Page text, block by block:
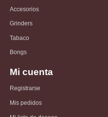
Accesorios
Grinders
Tabaco
Bongs
Mi cuenta
Registrarse
Mis pedidos